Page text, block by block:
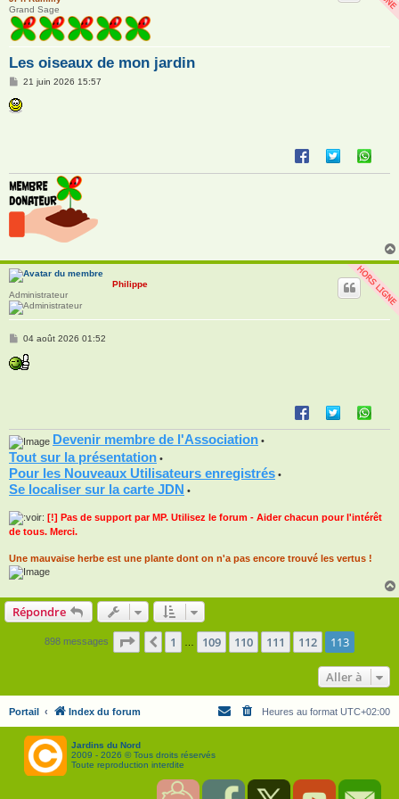
Grand Sage
Les oiseaux de mon jardin
M
s
s
21 juin 2026 15:57
Philippe
Administrateur
M
s
s
04 août 2026 01:52
Devenir membre de l'Association •
Tout sur la présentation •
Pour les Nouveaux Utilisateurs enregistrés •
Se localiser sur la carte JDN •
[!] Pas de support par MP. Utilisez le forum - Aider chacun pour l'intérêt
de tous. Merci.
Une mauvaise herbe est une plante dont on n'a pas encore trouvé les vertus !
Répondre
898 messages Page 113 sur113
Précédente
1 109 110 111 112 113
Aller à
Portail Index du forum Heures au format UTC+02:00
Jardins du Nord
2009 - 2026 © Tous droits réservés
Toute reproduction interdite